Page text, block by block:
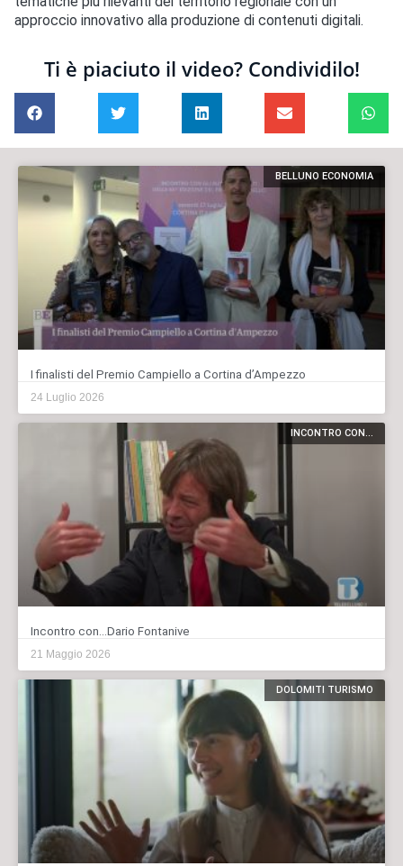
approccio innovativo alla produzione di contenuti digitali.
Ti è piaciuto il video? Condividilo!
BELLUNO ECONOMIA
I finalisti del Premio Campiello a Cortina d’Ampezzo
24 Luglio 2026
INCONTRO CON...
Incontro con…Dario Fontanive
21 Maggio 2026
DOLOMITI TURISMO